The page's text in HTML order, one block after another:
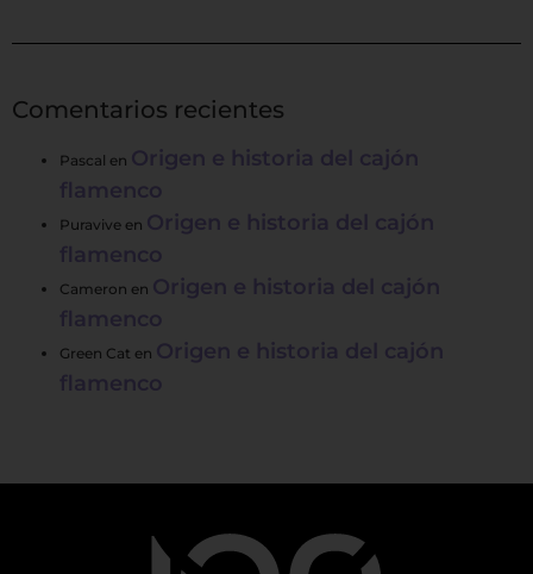
Comentarios recientes
Pascal en Origen e historia del cajón
flamenco
Puravive en Origen e historia del cajón
flamenco
Cameron en Origen e historia del cajón
flamenco
Green Cat en Origen e historia del cajón
flamenco